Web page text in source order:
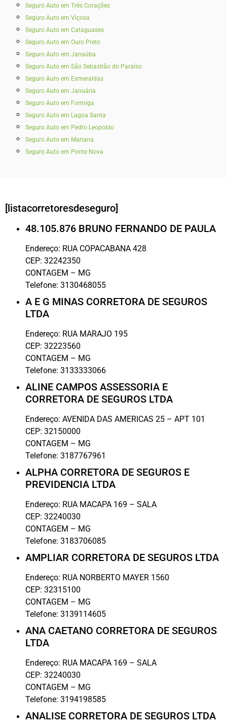
Seguro Auto em Três Corações
Seguro Auto em Viçosa
Seguro Auto em Cataguases
Seguro Auto em Ouro Preto
Seguro Auto em Janaúba
Seguro Auto em São Sebastião do Paraíso
Seguro Auto em Esmeraldas
Seguro Auto em Januária
Seguro Auto em Formiga
Seguro Auto em Lagoa Santa
Seguro Auto em Pedro Leopoldo
Seguro Auto em Mariana
Seguro Auto em Ponte Nova
[listacorretoresdeseguro]
48.105.876 BRUNO FERNANDO DE PAULA
Endereço: RUA COPACABANA 428
CEP: 32242350
CONTAGEM – MG
Telefone: 3130468055
A E G MINAS CORRETORA DE SEGUROS
LTDA
Endereço: RUA MARAJO 195
CEP: 32223560
CONTAGEM – MG
Telefone: 3133333066
ALINE CAMPOS ASSESSORIA E
CORRETORA DE SEGUROS LTDA
Endereço: AVENIDA DAS AMERICAS 25 – APT 101
CEP: 32150000
CONTAGEM – MG
Telefone: 3187767961
ALPHA CORRETORA DE SEGUROS E
PREVIDENCIA LTDA
Endereço: RUA MACAPA 169 – SALA
CEP: 32240030
CONTAGEM – MG
Telefone: 3183706085
AMPLIAR CORRETORA DE SEGUROS LTDA
Endereço: RUA NORBERTO MAYER 1560
CEP: 32315100
CONTAGEM – MG
Telefone: 3139114605
ANA CAETANO CORRETORA DE SEGUROS
LTDA
Endereço: RUA MACAPA 169 – SALA
CEP: 32240030
CONTAGEM – MG
Telefone: 3194198585
ANALISE CORRETORA DE SEGUROS LTDA